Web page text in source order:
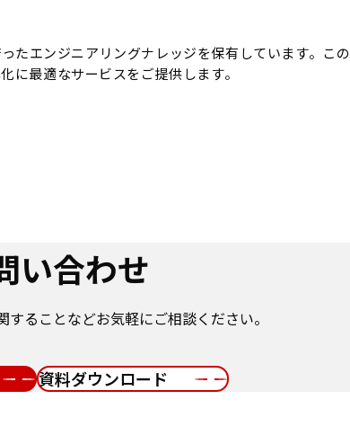
たエンジニアリングナレッジを保有しています。この
に最適なサービスをご提供します。
い合わせ
ることなどお気軽にご相談ください。
資料ダウンロード